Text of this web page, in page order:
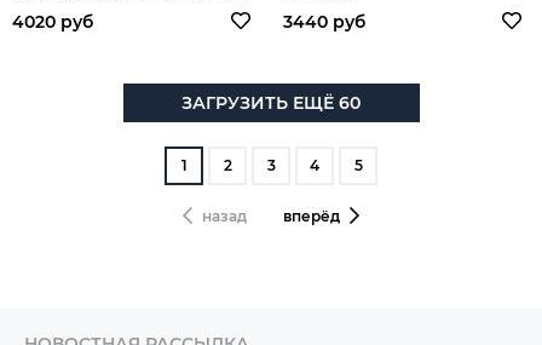
4020 руб 3440 руб
ЗАГРУЗИТЬ ЕЩЁ 60
назад
1 2 3 4 5
вперёд